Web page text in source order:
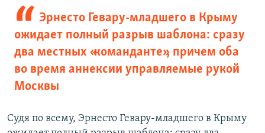
Эрнесто Гевару-младшего в Крыму
ожидает полный разрыв шаблона: сразу
два местных «команданте», причем оба
во время аннексии управляемые рукой
Москвы
Судя по всему, Эрнесто Гевару-младшего в Крыму